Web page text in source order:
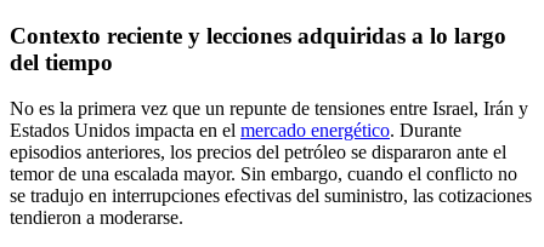
Contexto reciente y lecciones adquiridas a lo largo
del tiempo
No es la primera vez que un repunte de tensiones entre Israel, Irán y
Estados Unidos impacta en el mercado energético. Durante
episodios anteriores, los precios del petróleo se dispararon ante el
temor de una escalada mayor. Sin embargo, cuando el conflicto no
se tradujo en interrupciones efectivas del suministro, las cotizaciones
tendieron a moderarse.